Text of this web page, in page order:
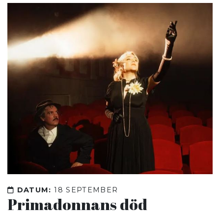
DATUM: 18 SEPTEMBER
Primadonnans död